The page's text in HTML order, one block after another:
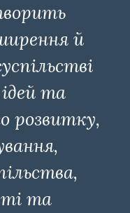
й
та
розвитку,
та